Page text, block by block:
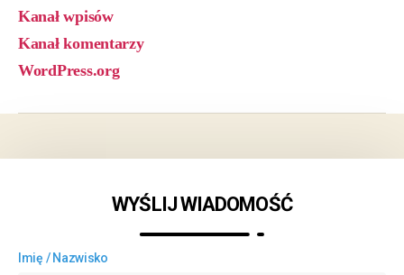
Kanał wpisów
Kanał komentarzy
WordPress.org
WYŚLIJ WIADOMOŚĆ
Imię / Nazwisko